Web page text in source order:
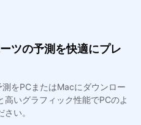
ツの予測を快適にプレ
をPCまたはMacにダウンロー
高いグラフィック性能でPCのよ
い。